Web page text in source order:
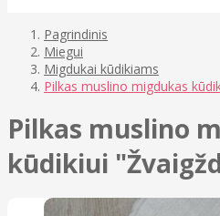
Pagrindinis
Miegui
Migdukai kūdikiams
Pilkas muslino migdukas
Pilkas muslino
kūdikiui